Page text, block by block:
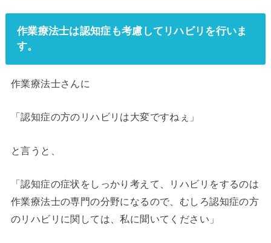
作業療法士は認知症も考慮してリハビリを行いま
す。
作業療法士さんに
「認知症の方のリハビリは大変ですねぇ」
と言うと、
「認知症の症状をしっかり考えて、リハビリをするのは
作業療法士の専門の分野になるので、むしろ認知症の方
のリハビリに関しては、私に聞いてください」